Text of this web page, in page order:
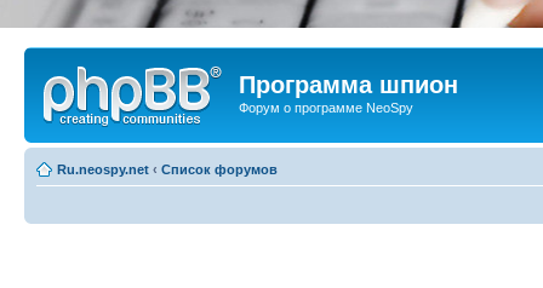
Программа шпион
Форум о программе NeoSpy
Ru.neospy.net ‹ Список форумов